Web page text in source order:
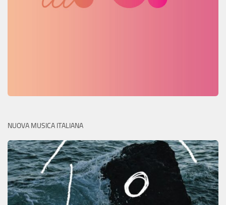
NUOVA MUSICA ITALIANA